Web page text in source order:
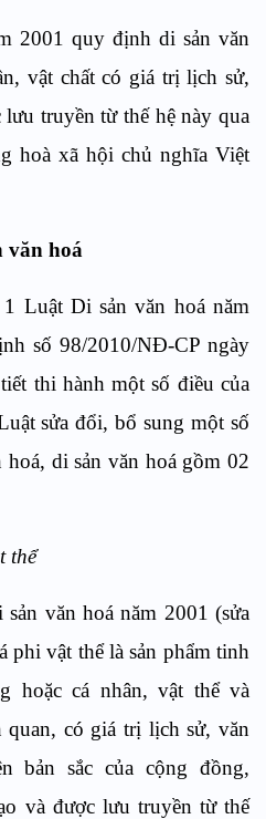
2001 quy định di sản văn
vật chất có giá trị lịch sử,
truyền từ thế hệ này qua
hoà xã hội chủ nghĩa Việt
văn hoá
Luật Di sản văn hoá năm
số 98/2010/NĐ-CP ngày
thi hành một số điều của
sửa đổi, bổ sung một số
di sản văn hoá gồm 02
thể
văn hoá năm 2001 (sửa
phi vật thể là sản phẩm tinh
hoặc cá nhân, vật thể và
có giá trị lịch sử, văn
bản sắc của cộng đồng,
và được lưu truyền từ thế